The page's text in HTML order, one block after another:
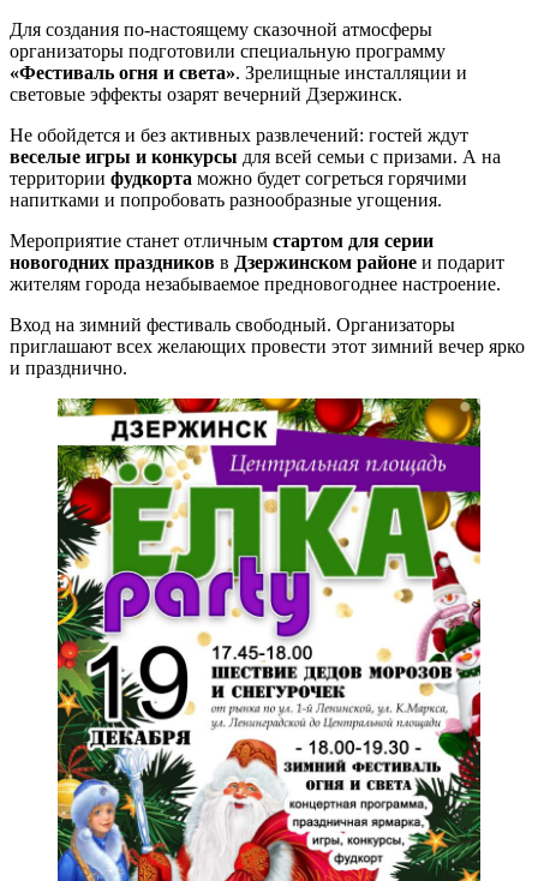
Для создания по-настоящему сказочной атмосферы
организаторы подготовили специальную программу
«Фестиваль огня и света». Зрелищные инсталляции и
световые эффекты озарят вечерний Дзержинск.
Не обойдется и без активных развлечений: гостей ждут
веселые игры и конкурсы для всей семьи с призами. А на
территории фудкорта можно будет согреться горячими
напитками и попробовать разнообразные угощения.
Мероприятие станет отличным стартом для серии
новогодних праздников в Дзержинском районе и подарит
жителям города незабываемое предновогоднее настроение.
Вход на зимний фестиваль свободный. Организаторы
приглашают всех желающих провести этот зимний вечер ярко
и празднично.